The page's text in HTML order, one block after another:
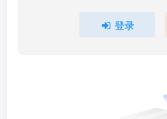
登录